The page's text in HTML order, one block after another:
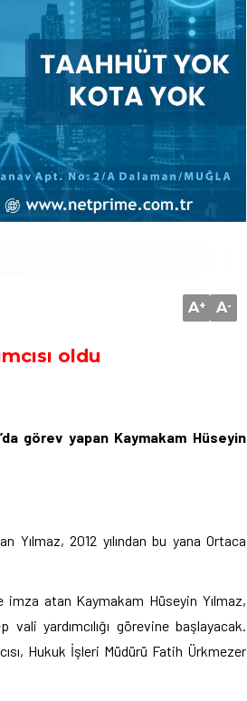
A+ A-
oldu
görev yapan Kaymakam Hüseyin
2012 yılından bu yana Ortaca
imza atan Kaymakam Hüseyin Yılmaz,
vali yardımcılığı görevine başlayacak.
Hukuk İşleri Müdürü Fatih Ürkmezer